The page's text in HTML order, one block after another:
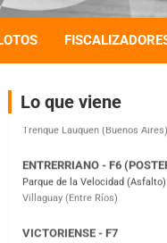
Lo que viene
Ramiro Tot (Asfalto)
Trenque Lauquen (Buenos Aires)
ENTRERRIANO - F6
Villaguay (Entre Ríos)
VICTORIENSE - F7
Victoria (Entre Ríos)